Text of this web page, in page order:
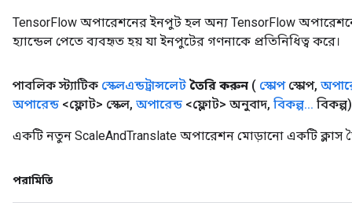
TensorFlow অপারেশনের ইনপুট হল অন্য TensorFlow
হ্যান্ডেল পেতে ব্যবহৃত হয় যা ইনপুটের গণনাকে প্রতিনিধিত্ব করে।
পাবলিক স্ট্যাটিক স্কেলএন্ডট্রান্সলেট তৈরি করুন ( স্কোপস্কোপ,
অপারেন্ড <ফ্লোট> স্কেল, অপারেন্ড <ফ্লোট> অনুবাদ, বিকল্প... বিকল্প)
একটি নতুন ScaleAndTranslate অপারেশন মোড়ানো একটি ক্লাস
পরামিতি